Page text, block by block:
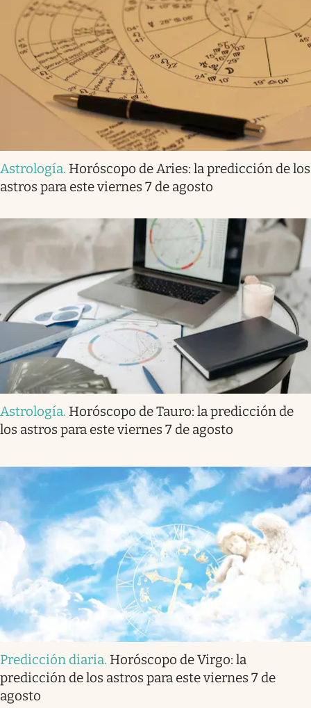
Astrología. Horóscopo de Aries: la predicción de los
astros para este viernes 7 de agosto
Astrología. Horóscopo de Tauro: la predicción de
los astros para este viernes 7 de agosto
Predicción diaria. Horóscopo de Virgo: la
predicción de los astros para este viernes 7 de
agosto